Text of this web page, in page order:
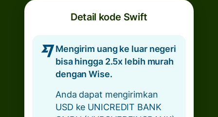
Detail kode Swift
Mengirim uang ke luar negeri
bisa hingga 2.5x lebih murah
dengan Wise.
Anda dapat mengirimkan
USD ke UNICREDIT BANK